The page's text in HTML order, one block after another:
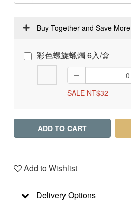
Buy Together and Save More
彩色螺旋蠟燭 6入/盒
SALE NT$32
ADD TO CART
Add to Wishlist
Delivery Options